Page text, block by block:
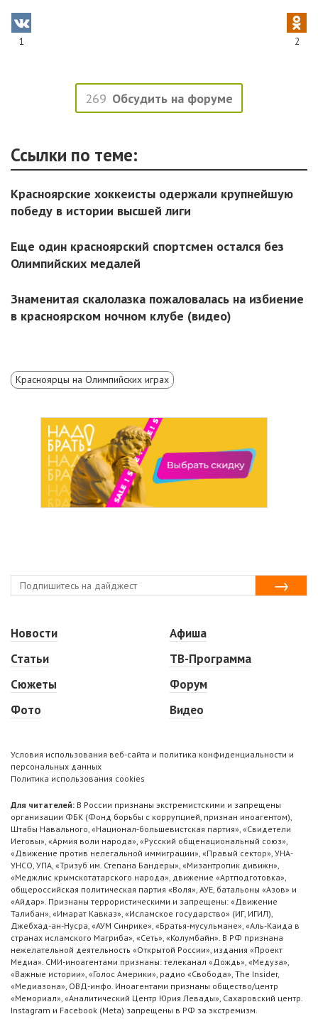
1 2
269 Обсудить на форуме
Ссылки по теме:
Красноярские хоккеисты одержали крупнейшую
победу в истории высшей лиги
Еще один красноярский спортсмен остался без
Олимпийских медалей
Знаменитая скалолазка пожаловалась на избиение
в красноярском ночном клубе (видео)
Красноярцы на Олимпийских играх
Новости
Статьи
Сюжеты
Фото
Афиша
ТВ-Программа
Форум
Видео
Условия использования веб-сайта и политика конфиденциальности и
персональных данных
Политика использования cookies
Для читателей: В России признаны экстремистскими и запрещены
организации ФБК (Фонд борьбы с коррупцией, признан иноагентом),
Штабы Навального, «Национал-большевистская партия», «Свидетели
Иеговы», «Армия воли народа», «Русский общенациональный союз»,
«Движение против нелегальной иммиграции», «Правый сектор», УНА-
УНСО, УПА, «Тризуб им. Степана Бандеры», «Мизантропик дивижн»,
«Меджлис крымскотатарского народа», движение «Артподготовка»,
общероссийская политическая партия «Воля», АУЕ, батальоны «Азов» и
«Айдар». Признаны террористическими и запрещены: «Движение
Талибан», «Имарат Кавказ», «Исламское государство» (ИГ, ИГИЛ),
Джебхад-ан-Нусра, «АУМ Синрике», «Братья-мусульмане», «Аль-Каида в
странах исламского Магриба», «Сеть», «Колумбайн». В РФ признана
нежелательной деятельность «Открытой России», издания «Проект
Медиа». СМИ-иноагентами признаны: телеканал «Дождь», «Медуза»,
«Важные истории», «Голос Америки», радио «Свобода», The Insider,
«Медиазона», ОВД-инфо. Иноагентами признаны общество/центр
«Мемориал», «Аналитический Центр Юрия Левады», Сахаровский центр.
Instagram и Facebook (Metа) запрещены в РФ за экстремизм.